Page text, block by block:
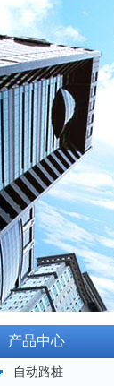
产品中心
自动路桩